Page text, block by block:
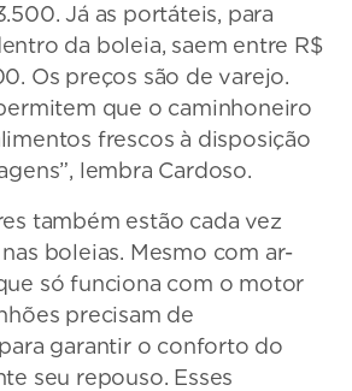
Já as portáteis, para
da boleia, saem entre R$
Os preços são de varejo.
que o caminhoneiro
frescos à disposição
lembra Cardoso.
também estão cada vez
boleias. Mesmo com ar-
só funciona com o motor
precisam de
garantir o conforto do
seu repouso. Esses